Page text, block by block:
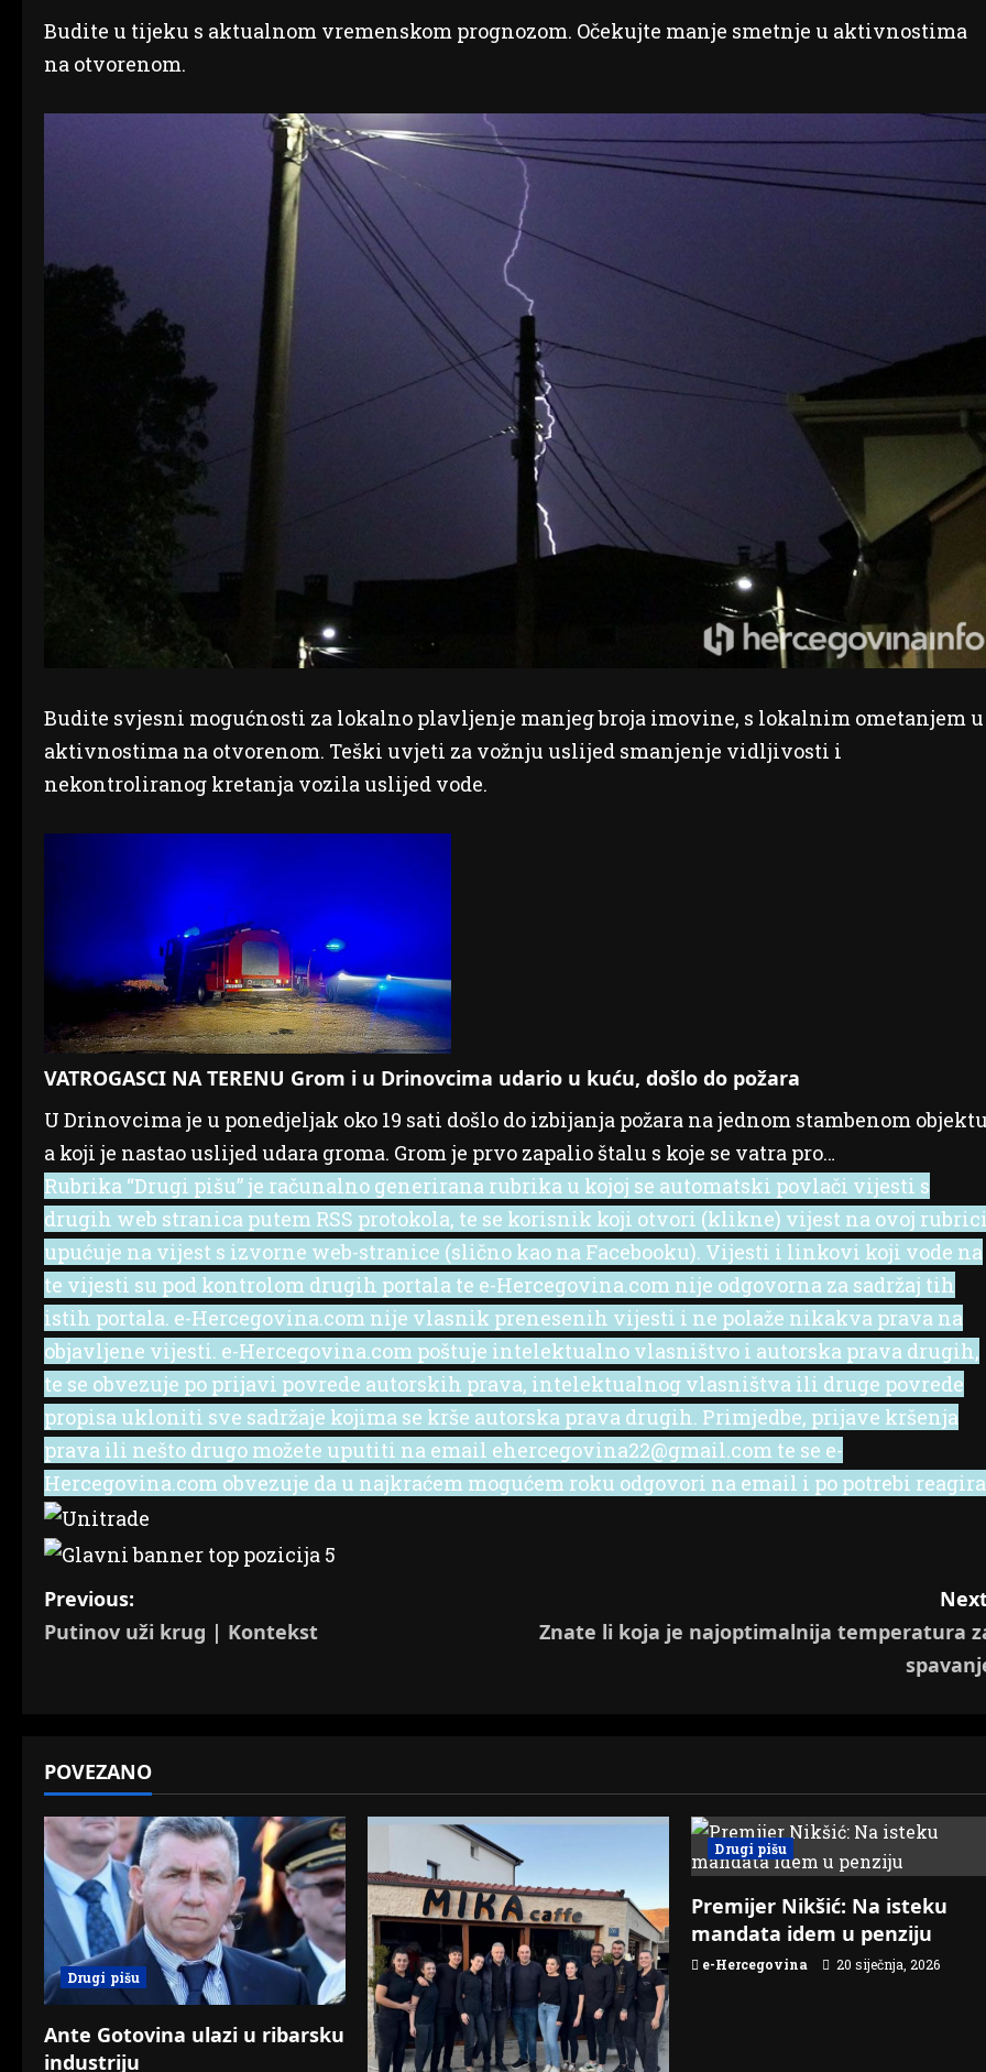
Budite u tijeku s aktualnom vremenskom prognozom. Očekujte manje smetnje u aktivnostima
na otvorenom.
Budite svjesni mogućnosti za lokalno plavljenje manjeg broja imovine, s lokalnim ometanjem u
aktivnostima na otvorenom. Teški uvjeti za vožnju uslijed smanjenje vidljivosti i
nekontroliranog kretanja vozila uslijed vode.
VATROGASCI NA TERENU Grom i u Drinovcima udario u kuću, došlo do požara
U Drinovcima je u ponedjeljak oko 19 sati došlo do izbijanja požara na jednom stambenom
a koji je nastao uslijed udara groma. Grom je prvo zapalio štalu s koje se vatra pro…
Rubrika “Drugi pišu” je računalno generirana rubrika u kojoj se automatski povlači vijesti s
drugih web stranica putem RSS protokola, te se korisnik koji otvori (klikne) vijest na ovoj
upućuje na vijest s izvorne web-stranice (slično kao na Facebooku). Vijesti i linkovi koji vode na
te vijesti su pod kontrolom drugih portala te e-Hercegovina.com nije odgovorna za sadržaj tih
istih portala. e-Hercegovina.com nije vlasnik prenesenih vijesti i ne polaže nikakva prava na
objavljene vijesti. e-Hercegovina.com poštuje intelektualno vlasništvo i autorska prava drugih,
te se obvezuje po prijavi povrede autorskih prava, intelektualnog vlasništva ili druge povrede
propisa ukloniti sve sadržaje kojima se krše autorska prava drugih. Primjedbe, prijave kršenja
prava ili nešto drugo možete uputiti na email ehercegovina22@gmail.com te se e-
Hercegovina.com obvezuje da u najkraćem mogućem roku odgovori na email i po potrebi
P
o
n
a
v
i
g
a
Previous:
Putinov uži krug | Kontekst
Znate li koja je najoptimalnija temperatura
POVEZANO
Drugi pišu
Ante Gotovina ulazi u ribarsku
industriju
Drugi pišu
Premijer Nikšić: Na isteku
mandata idem u penziju
e-Hercegovina 20 siječnja, 2026